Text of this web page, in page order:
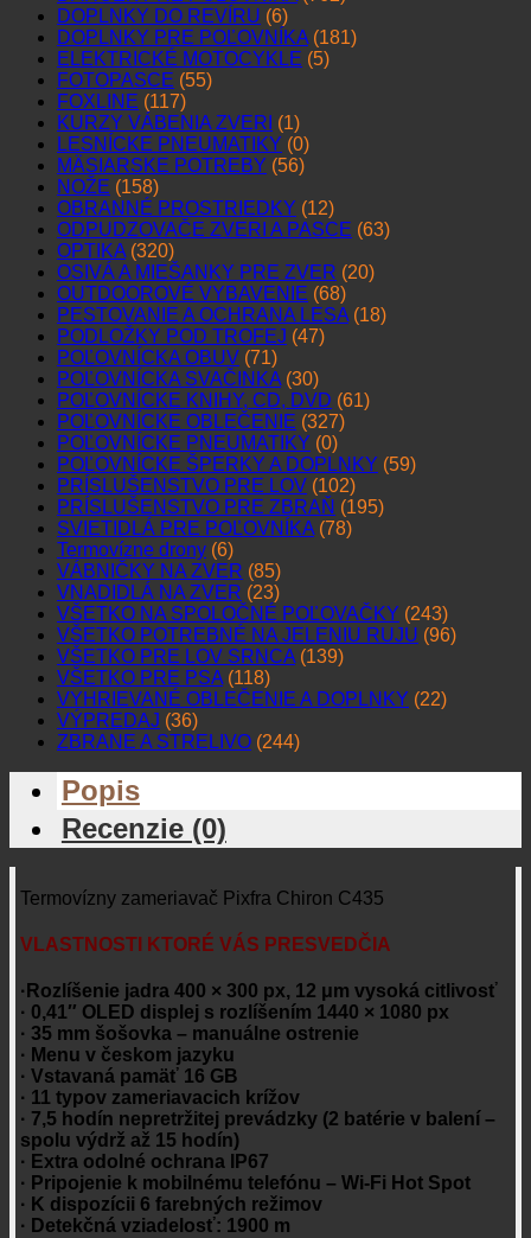
DOPLNKY DO REVÍRU (6)
DOPLNKY PRE POĽOVNÍKA (181)
ELEKTRICKÉ MOTOCYKLE (5)
FOTOPASCE (55)
FOXLINE (117)
KURZY VÁBENIA ZVERI (1)
LESNÍCKE PNEUMATIKY (0)
MÄSIARSKE POTREBY (56)
NOŽE (158)
OBRANNÉ PROSTRIEDKY (12)
ODPUDZOVAČE ZVERI A PASCE (63)
OPTIKA (320)
OSIVÁ A MIEŠANKY PRE ZVER (20)
OUTDOOROVÉ VYBAVENIE (68)
PESTOVANIE A OCHRANA LESA (18)
PODLOŽKY POD TROFEJ (47)
POĽOVNÍCKA OBUV (71)
POĽOVNÍCKA SVAČINKA (30)
POĽOVNÍCKE KNIHY, CD, DVD (61)
POĽOVNÍCKE OBLEČENIE (327)
POĽOVNÍCKE PNEUMATIKY (0)
POĽOVNÍCKE ŠPERKY A DOPLNKY (59)
PRÍSLUŠENSTVO PRE LOV (102)
PRÍSLUŠENSTVO PRE ZBRAŇ (195)
SVIETIDLÁ PRE POĽOVNÍKA (78)
Termovízne drony (6)
VÁBNIČKY NA ZVER (85)
VNADIDLÁ NA ZVER (23)
VŠETKO NA SPOLOČNÉ POĽOVAČKY (243)
VŠETKO POTREBNÉ NA JELENIU RUJU (96)
VŠETKO PRE LOV SRNCA (139)
VŠETKO PRE PSA (118)
VYHRIEVANÉ OBLEČENIE A DOPLNKY (22)
VÝPREDAJ (36)
ZBRANE A STRELIVO (244)
Popis
Recenzie (0)
Termovízny zameriavač Pixfra Chiron C435
VLASTNOSTI KTORÉ VÁS PRESVEDČIA
·Rozlíšenie jadra 400 × 300 px, 12 μm vysoká citlivosť
· 0,41″ OLED displej s rozlíšením 1440 × 1080 px
· 35 mm šošovka – manuálne ostrenie
· Menu v českom jazyku
· Vstavaná pamäť 16 GB
· 11 typov zameriavacich krížov
· 7,5 hodín nepretržitej prevádzky (2 batérie v balení –
spolu výdrž až 15 hodín)
· Extra odolné ochrana IP67
· Pripojenie k mobilnému telefónu – Wi-Fi Hot Spot
· K dispozícii 6 farebných režimov
· Detekčná vziadelosť: 1900 m